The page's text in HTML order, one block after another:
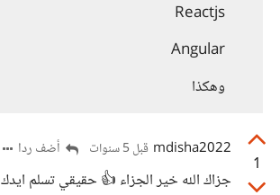
Reactjs
Angular
وهكذا
1
mdisha2022 قبل 5 سنوات أضف ردا
جزاك الله خير الجزاء 👍 حقيقي تسلم ايدك